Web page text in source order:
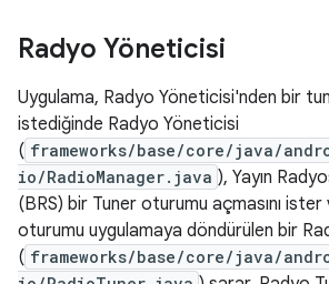
Radyo Yöneticisi
Uygulama, Radyo Yöneticisi'nden bir
istediğinde Radyo Yöneticisi
( frameworks/base/core/java/
io/RadioManager.java ), Yayın
(BRS) bir Tuner oturumu açmasını ister
oturumu uygulamaya döndürülen bir
( frameworks/base/core/java/